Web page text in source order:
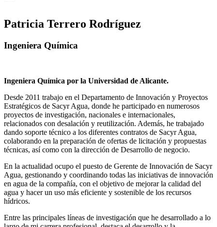
Patricia Terrero Rodríguez
Ingeniera Química
Ingeniera Química por la Universidad de Alicante.
Desde 2011 trabajo en el Departamento de Innovación y Proyectos
Estratégicos de Sacyr Agua, donde he participado en numerosos
proyectos de investigación, nacionales e internacionales,
relacionados con desalación y reutilización. Además, he trabajado
dando soporte técnico a los diferentes contratos de Sacyr Agua,
colaborando en la preparación de ofertas de licitación y propuestas
técnicas, así como con la dirección de Desarrollo de negocio.
En la actualidad ocupo el puesto de Gerente de Innovación de Sacyr
Agua, gestionando y coordinando todas las iniciativas de innovación
en agua de la compañía, con el objetivo de mejorar la calidad del
agua y hacer un uso más eficiente y sostenible de los recursos
hídricos.
Entre las principales líneas de investigación que he desarrollado a lo